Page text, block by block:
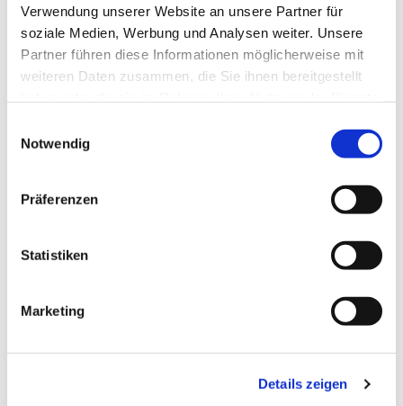
Verwendung unserer Website an unsere Partner für
soziale Medien, Werbung und Analysen weiter. Unsere
Partner führen diese Informationen möglicherweise mit
weiteren Daten zusammen, die Sie ihnen bereitgestellt
Notwendig
Präferenzen
Statistiken
Marketing
Details zeigen
Dies könnte Sie auch